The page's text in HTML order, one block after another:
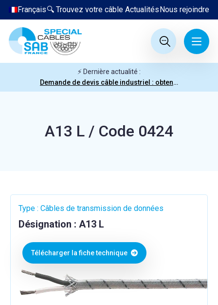
Nous rejoindre
Actualités
🔍 Trouvez votre câble
Français
⚡ Dernière actualité :
Demande de devis câble industriel : obtenez votre prix en quelques clics
A13 L / Code 0424
Type : Câbles de transmission de données
Désignation : A13 L
Télécharger la fiche technique